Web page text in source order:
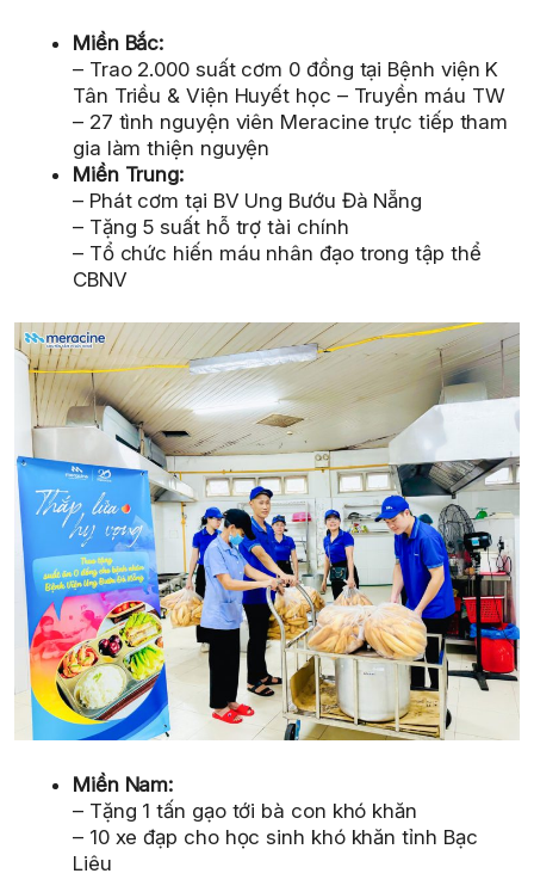
Miền Bắc:
– Trao 2.000 suất cơm 0 đồng tại Bệnh viện K
Tân Triều & Viện Huyết học – Truyền máu TW
– 27 tình nguyện viên Meracine trực tiếp tham
gia làm thiện nguyện
Miền Trung:
– Phát cơm tại BV Ung Bướu Đà Nẵng
– Tặng 5 suất hỗ trợ tài chính
– Tổ chức hiến máu nhân đạo trong tập thể
CBNV
Miền Nam:
– Tặng 1 tấn gạo tới bà con khó khăn
– 10 xe đạp cho học sinh khó khăn tỉnh Bạc
Liêu